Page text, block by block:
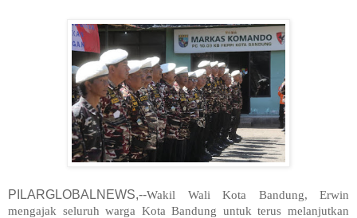
PILARGLOBALNEWS,--Wakil Wali Kota Bandung, Erwin
mengajak seluruh warga Kota Bandung untuk terus melanjutkan